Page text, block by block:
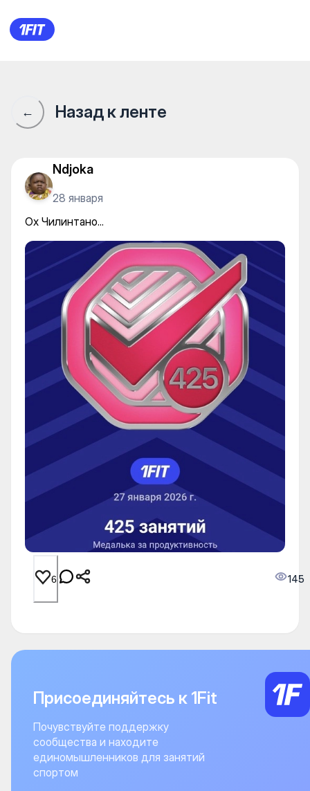
Ох Чилинтано...
← Назад к ленте
Ndjoka
28 января
Ох Чилинтано...
6 145
Присоединяйтесь к 1Fit
Почувствуйте поддержку
сообщества и находите
единомышленников для занятий
спортом